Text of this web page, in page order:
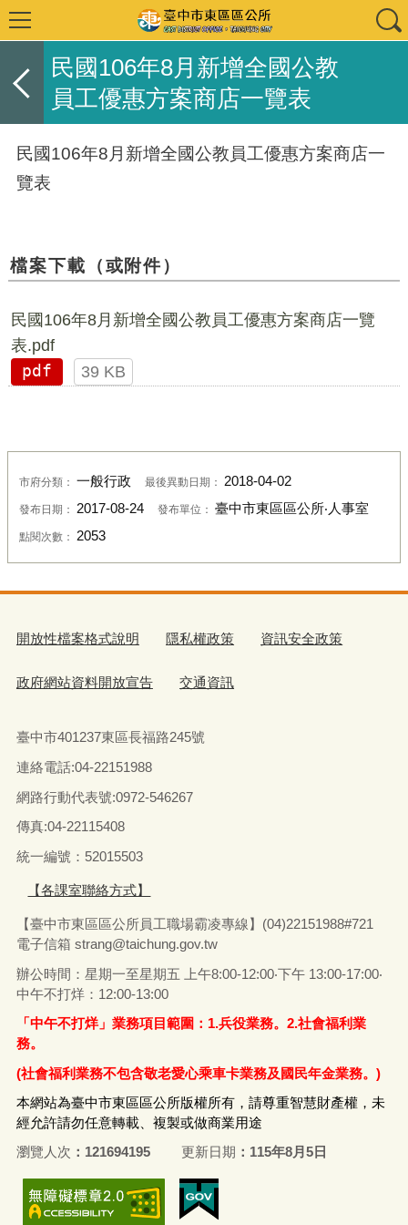
民國106年8月新增全國公教
員工優惠方案商店一覽表
民國106年8月新增全國公教員工優惠方案商店一
覽表
檔案下載（或附件）
民國106年8月新增全國公教員工優惠方案商店一覽
表.pdf
pdf
39 KB
市府分類： 一般行政 最後異動日期： 2018-04-02
發布日期： 2017-08-24 發布單位： 臺中市東區區公所‧人事室
點閱次數： 2053
開放性檔案格式說明 隱私權政策 資訊安全政策
政府網站資料開放宣告 交通資訊
臺中市401237東區長福路245號
連絡電話:04-22151988
網路行動代表號:0972-546267
傳真:04-22115408
統一編號：52015503
【各課室聯絡方式】
【臺中市東區區公所員工職場霸凌專線】(04)22151988#721
電子信箱 strang@taichung.gov.tw
辦公時間：星期一至星期五 上午8:00-12:00‧下午 13:00-17:00‧
中午不打烊：12:00-13:00
「中午不打烊」業務項目範圍：1.兵役業務。2.社會福利業
務。
(社會福利業務不包含敬老愛心乘車卡業務及國民年金業務。)
本網站為臺中市東區區公所版權所有，請尊重智慧財產權，未
經允許請勿任意轉載、複製或做商業用途
瀏覽人次
121694195 更新日期 115年8月5日